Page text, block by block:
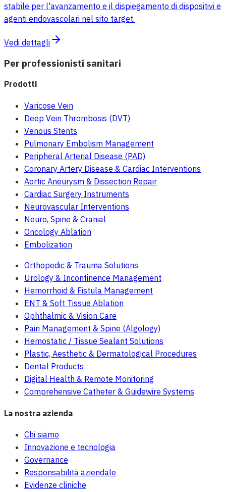
stabile per l'avanzamento e il dispiegamento di dispositivi e
agenti endovascolari nel sito target.
Vedi dettagli
Per professionisti sanitari
Prodotti
Varicose Vein
Deep Vein Thrombosis (DVT)
Venous Stents
Pulmonary Embolism Management
Peripheral Arterial Disease (PAD)
Coronary Artery Disease & Cardiac Interventions
Aortic Aneurysm & Dissection Repair
Cardiac Surgery Instruments
Neurovascular Interventions
Neuro, Spine & Cranial
Oncology Ablation
Embolization
Orthopedic & Trauma Solutions
Urology & Incontinence Management
Hemorrhoid & Fistula Management
ENT & Soft Tissue Ablation
Ophthalmic & Vision Care
Pain Management & Spine (Algology)
Hemostatic / Tissue Sealant Solutions
Plastic, Aesthetic & Dermatological Procedures
Dental Products
Digital Health & Remote Monitoring
Comprehensive Catheter & Guidewire Systems
La nostra azienda
Chi siamo
Innovazione e tecnologia
Governance
Responsabilità aziendale
Evidenze cliniche